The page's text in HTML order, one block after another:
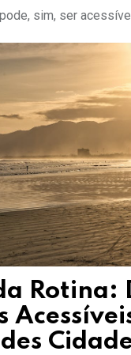
sim, ser
Rotina: